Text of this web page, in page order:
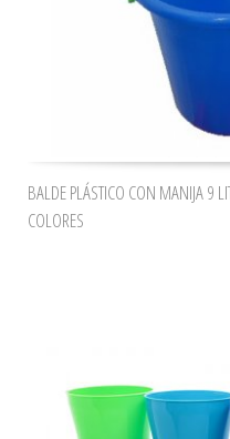
BALDE PLÁSTICO CON MANIJA 9
COLORES